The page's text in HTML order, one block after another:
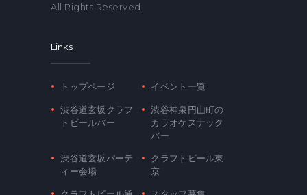
All Rights Reserved
Links
トップページ イベント一覧
渋谷道玄坂クラフ
トビールバー
渋谷神泉円山町の
カラオケスナック
バー
渋谷道玄坂パーテ
ィー会場
クラフトビール東
京